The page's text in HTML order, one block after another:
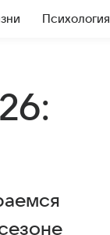
Психология